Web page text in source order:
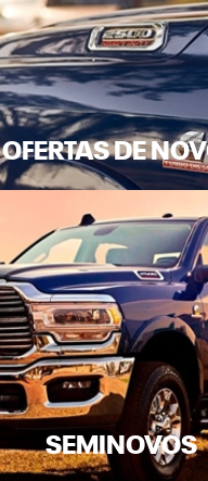
OFERTAS DE
SEMINOVOS